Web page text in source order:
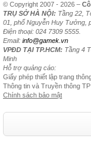
© Copyright 2007 - 2026 –
TRỤ SỞ HÀ NỘI: Tầng 22,
01, phố Nguyễn Huy Tưởng,
Điện thoại: 024 7309 5555.
Email: info@gamek.vn
VPĐD TẠI TP.HCM: Tầng 4
Minh
Hỗ trợ quảng cáo:
Giấy phép thiết lập trang
Thông tin và Truyền thông
Chính sách bảo mật